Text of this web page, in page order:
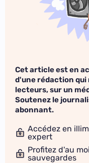
Cet article est en
d'une rédaction qui
lecteurs, sur un
Soutenez le
abonnant.
Accédez en
expert
Profitez d'au
sauvegardes